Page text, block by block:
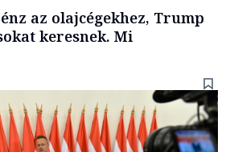
az olajcégekhez, Trump
keresnek. Mi